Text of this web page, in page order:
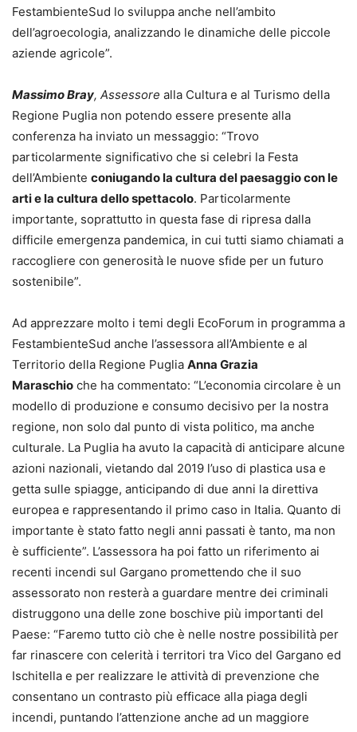
FestambienteSud lo sviluppa anche nell’ambito
dell’agroecologia, analizzando le dinamiche delle piccole
aziende agricole”.
Massimo Bray, Assessore alla Cultura e al Turismo della
Regione Puglia non potendo essere presente alla
conferenza ha inviato un messaggio: “Trovo
particolarmente significativo che si celebri la Festa
dell’Ambiente coniugando la cultura del paesaggio con le
arti e la cultura dello spettacolo. Particolarmente
importante, soprattutto in questa fase di ripresa dalla
difficile emergenza pandemica, in cui tutti siamo chiamati a
raccogliere con generosità le nuove sfide per un futuro
sostenibile”.
Ad apprezzare molto i temi degli EcoForum in programma a
FestambienteSud anche l’assessora all’Ambiente e al
Territorio della Regione Puglia Anna Grazia
Maraschio che ha commentato: “L’economia circolare è un
modello di produzione e consumo decisivo per la nostra
regione, non solo dal punto di vista politico, ma anche
culturale. La Puglia ha avuto la capacità di anticipare alcune
azioni nazionali, vietando dal 2019 l’uso di plastica usa e
getta sulle spiagge, anticipando di due anni la direttiva
europea e rappresentando il primo caso in Italia. Quanto di
importante è stato fatto negli anni passati è tanto, ma non
è sufficiente”. L’assessora ha poi fatto un riferimento ai
recenti incendi sul Gargano promettendo che il suo
assessorato non resterà a guardare mentre dei criminali
distruggono una delle zone boschive più importanti del
Paese: “Faremo tutto ciò che è nelle nostre possibilità per
far rinascere con celerità i territori tra Vico del Gargano ed
Ischitella e per realizzare le attività di prevenzione che
consentano un contrasto più efficace alla piaga degli
incendi, puntando l’attenzione anche ad un maggiore